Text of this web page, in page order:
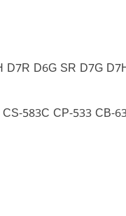
D6G SR D7G
583C CP-533 CB-